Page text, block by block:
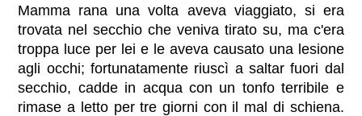
Mamma rana una volta aveva viaggiato, si era
trovata nel secchio che veniva tirato su, ma c'era
troppa luce per lei e le aveva causato una lesione
agli occhi; fortunatamente riuscì a saltar fuori dal
secchio, cadde in acqua con un tonfo terribile e
rimase a letto per tre giorni con il mal di schiena.